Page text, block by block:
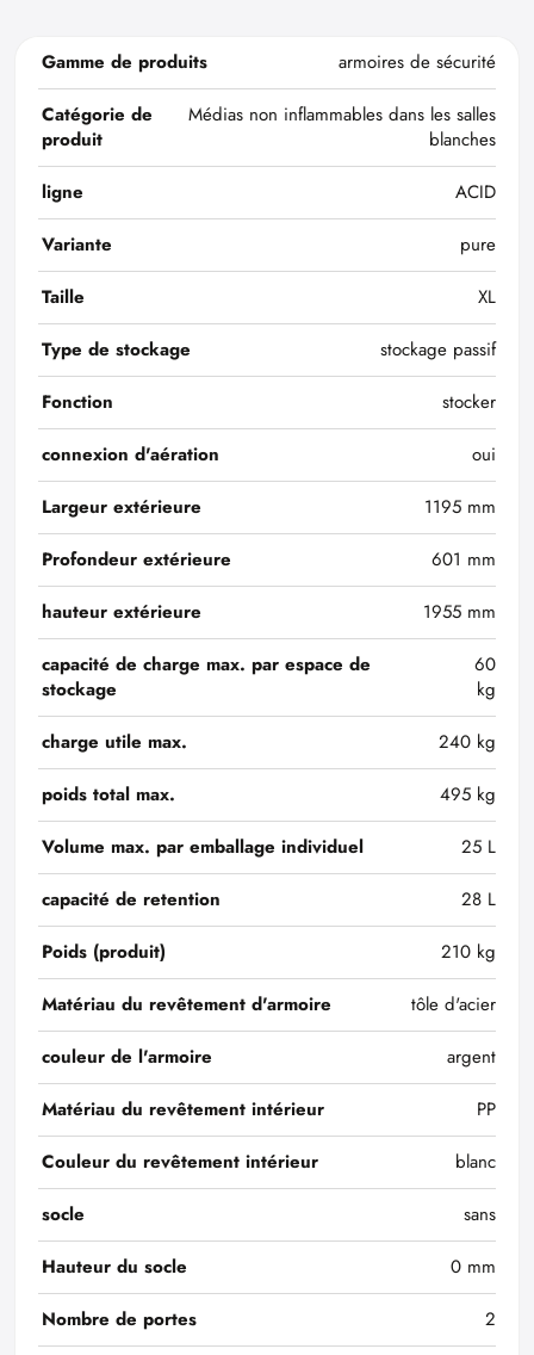
Gamme de produits
armoires de sécurité
Catégorie de
produit
Médias non inflammables dans les salles
blanches
ligne
ACID
Variante
pure
Taille
XL
Type de stockage
stockage passif
Fonction
stocker
connexion d'aération
oui
Largeur extérieure
1195 mm
Profondeur extérieure
601 mm
hauteur extérieure
1955 mm
capacité de charge max. par espace de
stockage
60
kg
charge utile max.
240 kg
poids total max.
495 kg
Volume max. par emballage individuel
25 L
capacité de retention
28 L
Poids (produit)
210 kg
Matériau du revêtement d'armoire
tôle d'acier
couleur de l'armoire
argent
Matériau du revêtement intérieur
PP
Couleur du revêtement intérieur
blanc
socle
sans
Hauteur du socle
0 mm
Nombre de portes
2